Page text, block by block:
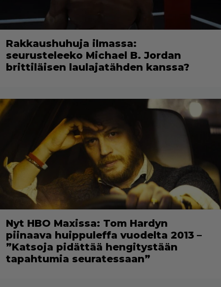
Rakkaushuhuja ilmassa:
seurusteleeko Michael B. Jordan
brittiläisen laulajatähden kanssa?
Nyt HBO Maxissa: Tom Hardyn
piinaava huippuleffa vuodelta 2013 –
”Katsoja pidättää hengitystään
tapahtumia seuratessaan”